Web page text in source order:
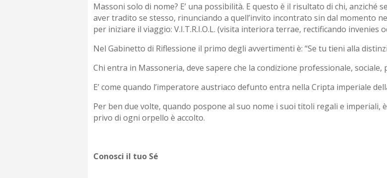
Massoni solo di nome? E’ una possibilità. E questo è il risultato di chi, anziché
aver tradito se stesso, rinunciando a quell’invito incontrato sin dal momento
per iniziare il viaggio: V.I.T.R.I.O.L. (visita interiora terrae, rectificando invenies
Nel Gabinetto di Riflessione il primo degli avvertimenti è: “Se tu tieni alla
Chi entra in Massoneria, deve sapere che la condizione professionale,
E’ come quando l’imperatore austriaco defunto entra nella Cripta imperiale
Per ben due volte, quando pospone al suo nome i suoi titoli regali e imperiali,
privo di ogni orpello è accolto.
Conosci il tuo Sé